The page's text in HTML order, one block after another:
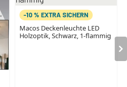
-10 % EXTRA SICHERN
Macos Deckenleuchte LED
Holzoptik, Schwarz, 1-flammig